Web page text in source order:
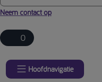
Neem contact op
0
Hoofdnavigatie